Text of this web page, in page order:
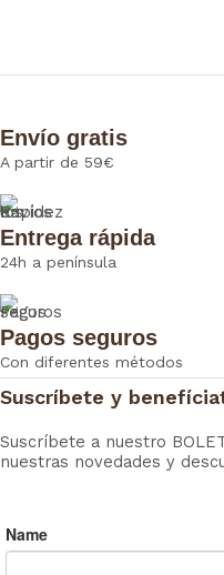
Envío gratis
A partir de 59€
Entrega rápida
24h a península
Pagos seguros
Con diferentes métodos
Suscríbete y
Suscríbete a nuestro
nuestras novedades y